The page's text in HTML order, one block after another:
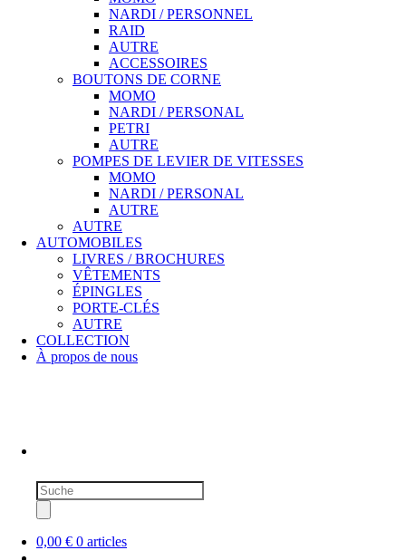
NARDI / PERSONNEL
RAID
AUTRE
ACCESSOIRES
BOUTONS DE CORNE
MOMO
NARDI / PERSONAL
PETRI
AUTRE
POMPES DE LEVIER DE VITESSES
MOMO
NARDI / PERSONAL
AUTRE
AUTRE
AUTOMOBILES
LIVRES / BROCHURES
VÊTEMENTS
ÉPINGLES
PORTE-CLÉS
AUTRE
COLLECTION
À propos de nous
Recherche
de
produits
0,00 € 0 articles